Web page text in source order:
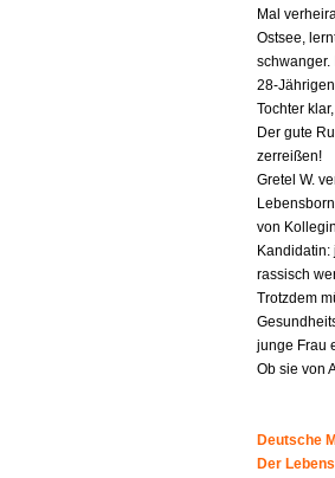
Mal
Ostsee,
schwanger.
28-
Tochter
Der gute
zerreißen!
Gretel W.
von
rassisch
Trotzdem
junge Frau
Ob sie von
Deutsche
Der